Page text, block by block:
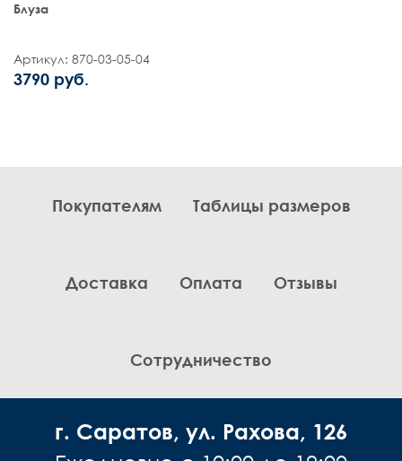
Блуза
Артикул: 870-03-05-04
3790 руб.
Покупателям Таблицы размеров
Доставка Оплата Отзывы
Сотрудничество
г. Саратов, ул. Рахова, 126